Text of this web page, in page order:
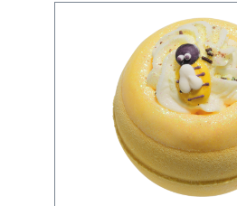
Lavendelöl Basisches
Schietwetter - mit
Minzblättern und
Stresslöser - mit Heilkreide,
Erikablüten und einem
Männersache -
Bio Olivenöl, Seidenprotein
frischen Duft Kuschelzeit -
Ringelblumenblüten und
warmem DuftWinterwald -
Fichtennadeln und einem
nach verschneitem